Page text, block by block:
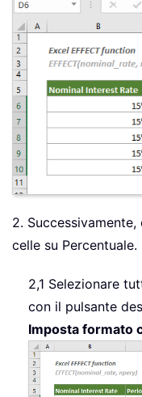
2.
celle su Percentuale.
2,1 Selezionare
con il pulsante
Imposta formato